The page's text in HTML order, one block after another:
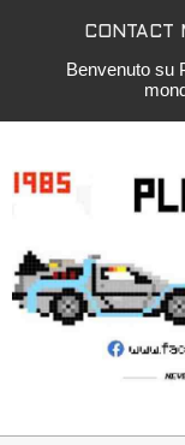
CONTACT
Benvenuto su